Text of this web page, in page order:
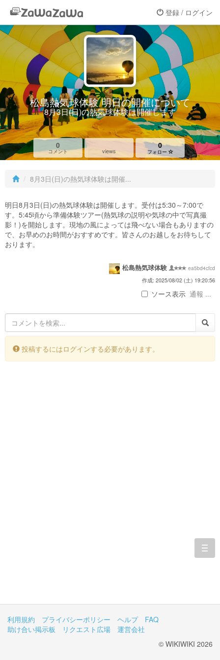
登録 / ログイン
松島熱気球体験 明日の開催について
8月3日(日)の熱気球体験は開催します
0
コメント views
0
フォロー
8月3日(日)の熱気球体験は開催...
明日8月3日(日)の熱気球体験は開催します。受付は5:30～7:00で
す。5:45頃から準備体験ツアー(熱気球の説明や気球の中で写真撮
影！)を開始します。現地の風によっては飛べない場合もありますの
で、お早めのお時間がおすすめです。皆さんのお越しをお待ちして
おります。
松島熱気球体験
ea5bd4cfcd
作成: 2025/08/02 (土) 19:20:56
ソース表示 通報 ...
投稿するにはログインする必要があります。
利用規約 プライバシーポリシー ヘルプ
FAQ
助け合い掲示板
リクエスト広場
運営会社
© WIKIWIKI 2026